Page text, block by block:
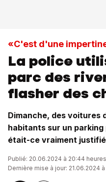
«C'est d'une
La police
parc des
flasher des
Dimanche, des voitures
habitants sur un
était-ce vraiment
Publié: 20.06.2024 à 20:44 heures
Dernière mise à jour: 21.06.2024